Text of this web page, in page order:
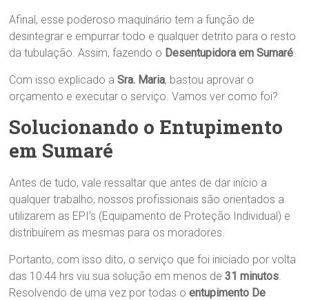
Afinal, esse poderoso maquinário tem a função de
desintegrar e empurrar todo e qualquer detrito para o resto
da tubulação. Assim, fazendo o Desentupidora em Sumaré
Com isso explicado aSra. Maria, bastou aprovar o
orçamento e executar o serviço. Vamos ver como foi?
Solucionando o Entupimento
em Sumaré
Antes de tudo, vale ressaltar que antes de dar início a
qualquer trabalho, nossos profissionais são orientados a
utilizarem as EPI’s (Equipamento de Proteção Individual) e
distribuírem as mesmas para os moradores.
Portanto, com isso dito, o serviço que foi iniciado por volta
das 10:44 hrs viu sua solução em menos de31 minutos
Resolvendo de uma vez por todas oentupimento De